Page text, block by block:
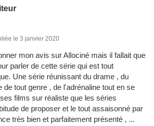
le 3 janvier 2020
mon avis sur Allociné mais il fallait que
parler de cette série qui est tout
Une série réunissant du drame , du
de tout genre , de l'adrénaline tout en se
films sur réaliste que les séries
de proposer et le tout assaisonné par
très bien et parfaitement présenté , ...